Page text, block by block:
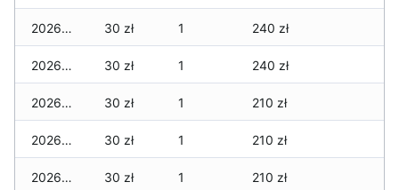
2026-03-25 30 zł 1 240 zł
2026-03-24 30 zł 1 240 zł
2026-03-23 30 zł 1 210 zł
2026-03-22 30 zł 1 210 zł
2026-03-21 30 zł 1 210 zł